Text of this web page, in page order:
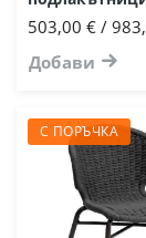
503,00 € /
Добави
С ПОРЪЧКА